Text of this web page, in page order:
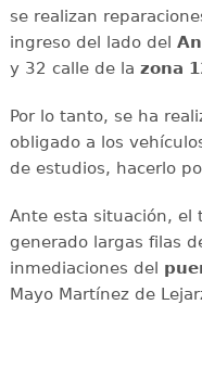
se realizan
ingreso del lado del
y 32 calle de la zona
Por lo tanto, se ha
obligado a los
de estudios, hacerlo
Ante esta situación, el
generado largas filas
inmediaciones del
Mayo Martínez de